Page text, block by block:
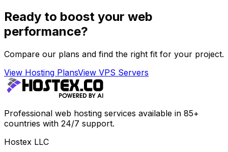
Ready to boost your web
performance?
Compare our plans and find the right fit for your project.
View Hosting PlansView VPS Servers
Professional web hosting services available in 85+
countries with 24/7 support.
Hostex LLC